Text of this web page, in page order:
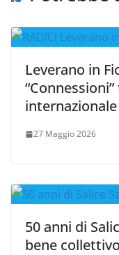
Leverano in
27 Maggio 2026
50 anni di
bene